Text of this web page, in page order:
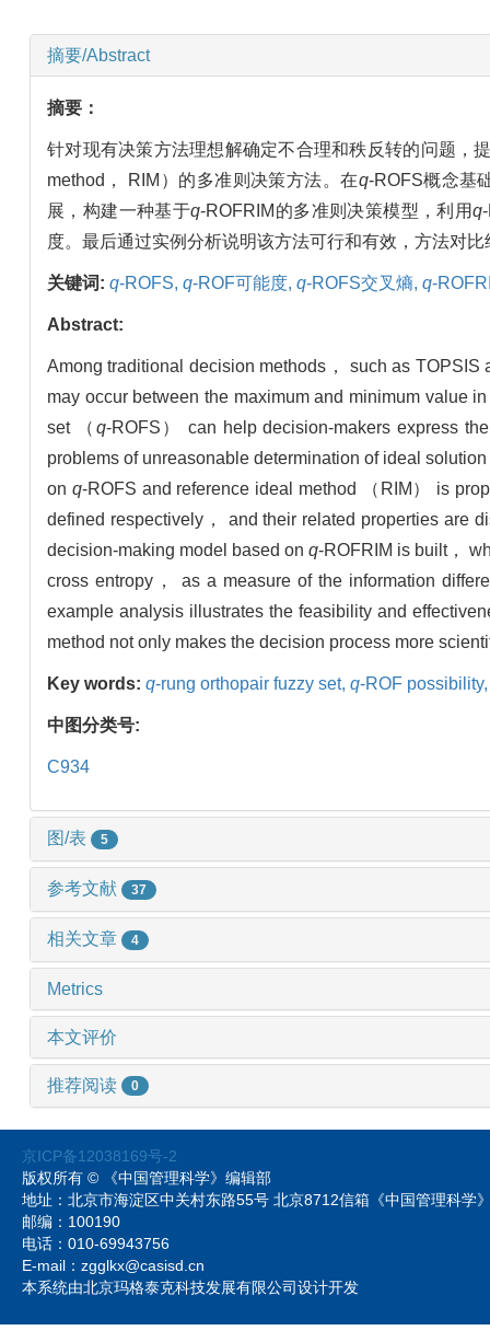
摘要/Abstract
摘要：
针对现有决策方法理想解确定不合理和秩反转的问题，
method， RIM）的多准则决策方法。在q-ROFS概念基
展，构建一种基于q-ROFRIM的多准则决策模型，利用q
度。最后通过实例分析说明该方法可行和有效，方法对
关键词: q-ROFS, q-ROF可能度, q-ROFS交叉熵, q-
Abstract:
Among traditional decision methods， such as
may occur between the maximum and minimum value
set （ q-ROFS） can help decision-makers express
problems of unreasonable determination of ideal
on q-ROFS and reference ideal method （RIM） is
defined respectively， and their related properties are
decision-making model based onq-ROFRIM is built，
cross entropy， as a measure of the information
example analysis illustrates the feasibility and
method not only makes the decision process more
Key words: q-rung orthopair fuzzy set, q-ROF
中图分类号:
C934
图/表 5
参考文献 37
相关文章 4
Metrics
本文评价
推荐阅读 0
京ICP备12038169号-2
版权所有 © 《中国管理科学》编辑部
地址：北京市海淀区中关村东路55号 北京8712信箱《中国管理科
邮编：100190
电话：010-69943756
E-mail：zgglkx@casisd.cn
本系统由北京玛格泰克科技发展有限公司设计开发